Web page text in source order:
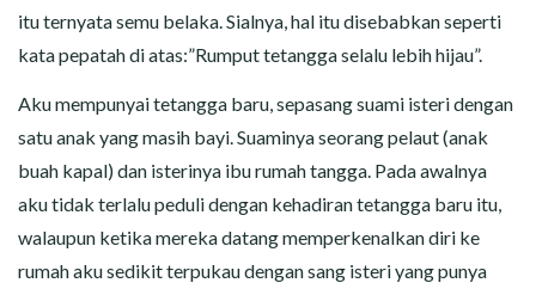
itu ternyata semu belaka. Sialnya, hal itu disebabkan seperti
kata pepatah di atas:”Rumput tetangga selalu lebih hijau”.
Aku mempunyai tetangga baru, sepasang suami isteri dengan
satu anak yang masih bayi. Suaminya seorang pelaut (anak
buah kapal) dan isterinya ibu rumah tangga. Pada awalnya
aku tidak terlalu peduli dengan kehadiran tetangga baru itu,
walaupun ketika mereka datang memperkenalkan diri ke
rumah aku sedikit terpukau dengan sang isteri yang punya